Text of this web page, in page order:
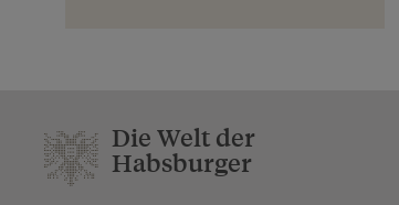
Die Welt der
Habsburger